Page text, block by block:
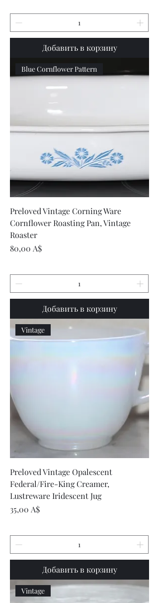
Добавить в корзину
Blue Cornflower Pattern
Preloved Vintage Corning Ware
Cornflower Roasting Pan, Vintage
Roaster
Цена
80,00 A$
Добавить в корзину
Vintage
Preloved Vintage Opalescent
Federal/Fire-King Creamer,
Lustreware Iridescent Jug
Цена
35,00 A$
Добавить в корзину
Vintage